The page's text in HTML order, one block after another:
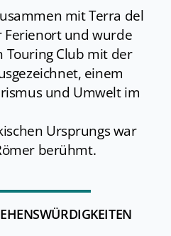
mit Terra del
Ferienort und wurde
Touring Club mit der
einem
und Umwelt im
Ursprungs war
berühmt.